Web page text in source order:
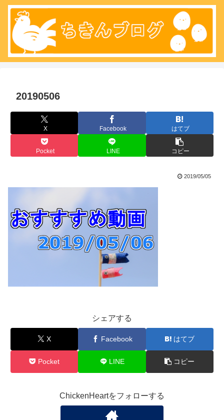
20190506
X Facebook はてブ
Pocket LINE コピー
2019/05/05
シェアする
X Facebook はてブ
Pocket LINE コピー
ChickenHeartをフォローする